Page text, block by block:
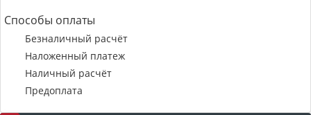
Способы оплаты
Безналичный расчёт
Наложенный платеж
Наличный расчёт
Предоплата